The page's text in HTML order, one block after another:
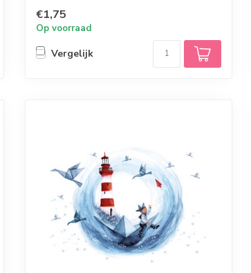
€1,75
Op voorraad
Vergelijk